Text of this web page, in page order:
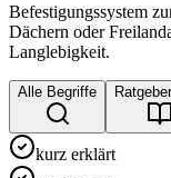
Befestigungssystem
Dächern oder
Langlebigkeit.
Alle Begriffe
kurz erklärt